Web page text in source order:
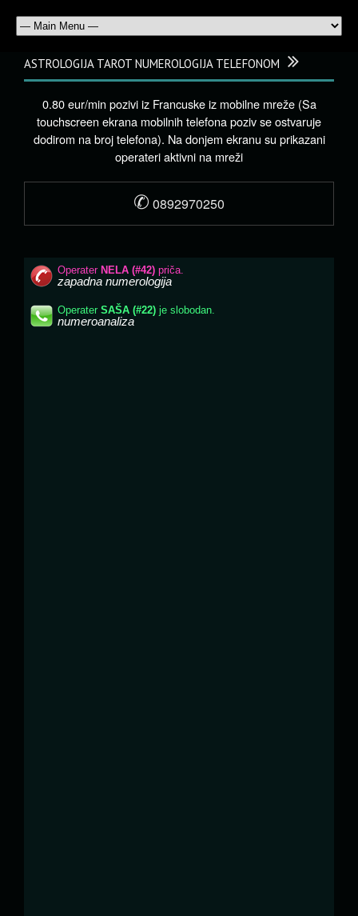
ASTROLOGIJA TAROT NUMEROLOGIJA TELEFONOM
0.80 eur/min pozivi iz Francuske iz mobilne mreže (Sa
touchscreen ekrana mobilnih telefona poziv se ostvaruje
dodirom na broj telefona). Na donjem ekranu su prikazani
operateri aktivni na mreži
✆ 0892970250